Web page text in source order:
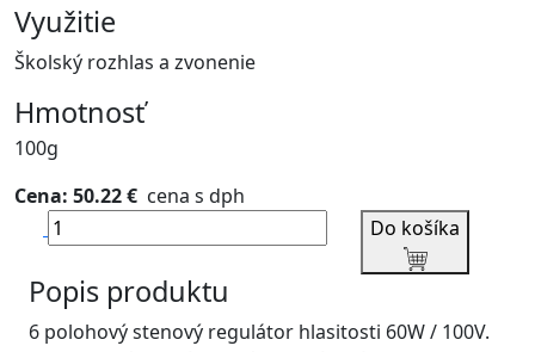
Využitie
Školský rozhlas a zvonenie
Hmotnosť
100g
Cena: 50.22 € cena s dph
Do košíka
Popis produktu
6 polohový stenový regulátor hlasitosti 60W / 100V.